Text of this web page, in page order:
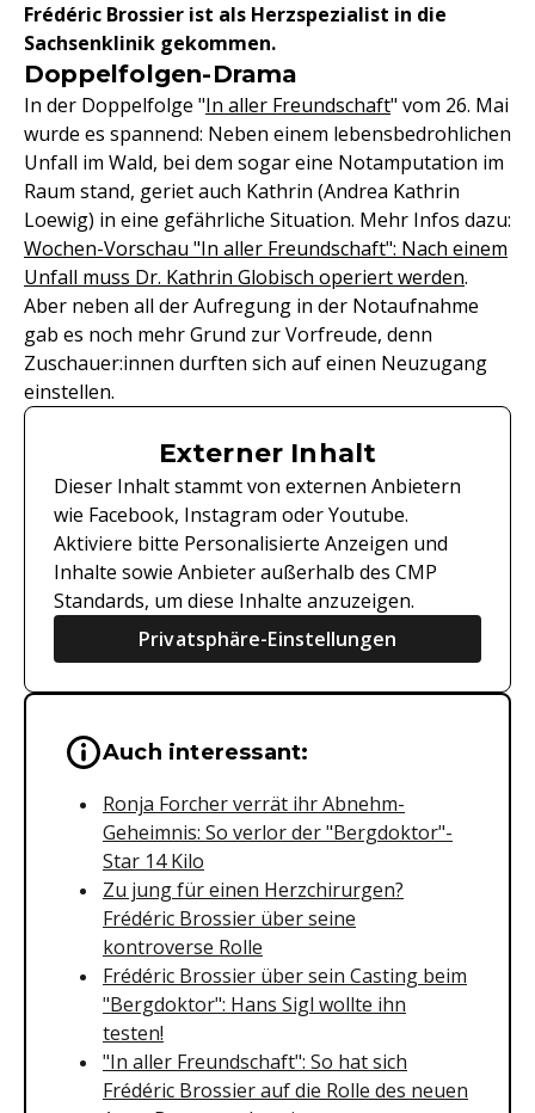
Frédéric Brossier ist als Herzspezialist in die
Sachsenklinik gekommen.
Doppelfolgen-Drama
In der Doppelfolge "In aller Freundschaft" vom 26. Mai
wurde es spannend: Neben einem lebensbedrohlichen
Unfall im Wald, bei dem sogar eine Notamputation im
Raum stand, geriet auch Kathrin (Andrea Kathrin
Loewig) in eine gefährliche Situation. Mehr Infos dazu:
Wochen-Vorschau "In aller Freundschaft": Nach einem
Unfall muss Dr. Kathrin Globisch operiert werden.
Aber neben all der Aufregung in der Notaufnahme
gab es noch mehr Grund zur Vorfreude, denn
Zuschauer:innen durften sich auf einen Neuzugang
einstellen.
Externer Inhalt
Dieser Inhalt stammt von externen Anbietern
wie Facebook, Instagram oder Youtube.
Aktiviere bitte Personalisierte Anzeigen und
Inhalte sowie Anbieter außerhalb des CMP
Standards, um diese Inhalte anzuzeigen.
Privatsphäre-Einstellungen
Wichtige Hinweise &
Auch interessant:
Ronja Forcher verrät ihr Abnehm-
Geheimnis: So verlor der "Bergdoktor"-
Star 14 Kilo
Zu jung für einen Herzchirurgen?
Frédéric Brossier über seine
kontroverse Rolle
Frédéric Brossier über sein Casting beim
"Bergdoktor": Hans Sigl wollte ihn
testen!
"In aller Freundschaft": So hat sich
Frédéric Brossier auf die Rolle des neuen